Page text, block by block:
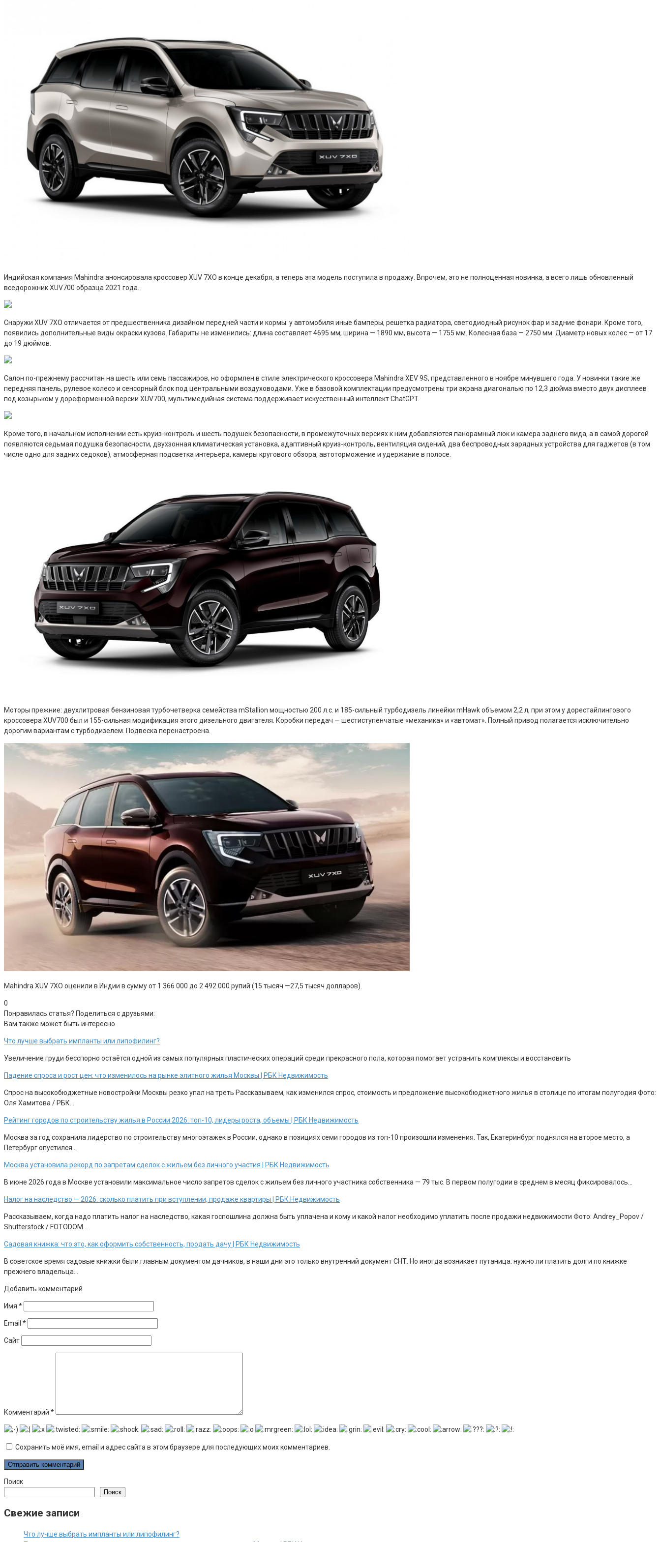
Индийская компания Mahindra анонсировала кроссовер XUV 7XO в конце декабря, а теперь эта модель поступила в продажу. Впрочем, это не полноценная новинка, а всего лишь обновленный
вседорожник XUV700 образца 2021 года.
Снаружи XUV 7XO отличается от предшественника дизайном передней части и кормы: у автомобиля иные бамперы, решетка радиатора, светодиодный рисунок фар и задние фонари. Кроме того,
появились дополнительные виды окраски кузова. Габариты не изменились: длина составляет 4695 мм, ширина — 1890 мм, высота — 1755 мм. Колесная база — 2750 мм. Диаметр новых колес — от 17
до 19 дюймов.
Салон по-прежнему рассчитан на шесть или семь пассажиров, но оформлен в стиле электрического кроссовера Mahindra XEV 9S, представленного в ноябре минувшего года. У новинки такие же
передняя панель, рулевое колесо и сенсорный блок под центральными воздуховодами. Уже в базовой комплектации предусмотрены три экрана диагональю по 12,3 дюйма вместо двух дисплеев
под козырьком у дореформенной версии XUV700, мультимедийная система поддерживает искусственный интеллект ChatGPT.
Кроме того, в начальном исполнении есть круиз-контроль и шесть подушек безопасности, в промежуточных версиях к ним добавляются панорамный люк и камера заднего вида, а в самой дорогой
появляются седьмая подушка безопасности, двухзонная климатическая установка, адаптивный круиз-контроль, вентиляция сидений, два беспроводных зарядных устройства для гаджетов (в том
числе одно для задних седоков), атмосферная подсветка интерьера, камеры кругового обзора, автоторможение и удержание в полосе.
Моторы прежние: двухлитровая бензиновая турбочетверка семейства mStallion мощностью 200 л.с. и 185-сильный турбодизель линейки mHawk объемом 2,2 л, при этом у дорестайлингового
кроссовера XUV700 был и 155-сильная модификация этого дизельного двигателя. Коробки передач — шестиступенчатые «механика» и «автомат». Полный привод полагается исключительно
дорогим вариантам с турбодизелем. Подвеска перенастроена.
Mahindra XUV 7XO оценили в Индии в сумму от 1 366 000 до 2 492 000 рупий (15 тысяч —27,5 тысяч долларов).
0
Понравилась статья? Поделиться с друзьями:
Вам также может быть интересно
Что лучше выбрать импланты или липофилинг?
Увеличение груди бесспорно остаётся одной из самых популярных пластических операций среди прекрасного пола, которая помогает устранить комплексы и восстановить
Падение спроса и рост цен: что изменилось на рынке элитного жилья Москвы | РБК Недвижимость
Спрос на высокобюджетные новостройки Москвы резко упал на треть Рассказываем, как изменился спрос, стоимость и предложение высокобюджетного жилья в столице по итогам полугодия Фото:
Оля Хамитова / РБК…
Рейтинг городов по строительству жилья в России 2026: топ-10, лидеры роста, объемы | РБК Недвижимость
Москва за год сохранила лидерство по строительству многоэтажек в России, однако в позициях семи городов из топ-10 произошли изменения. Так, Екатеринбург поднялся на второе место, а
Петербург опустился…
Москва установила рекорд по запретам сделок с жильем без личного участия | РБК Недвижимость
В июне 2026 года в Москве установили максимальное число запретов сделок с жильем без личного участника собственника — 79 тыс. В первом полугодии в среднем в месяц фиксировалось…
Налог на наследство — 2026: сколько платить при вступлении, продаже квартиры | РБК Недвижимость
Рассказываем, когда надо платить налог на наследство, какая госпошлина должна быть уплачена и кому и какой налог необходимо уплатить после продажи недвижимости Фото: Andrey_Popov /
Shutterstock / FOTODOM…
Садовая книжка: что это, как оформить собственность, продать дачу | РБК Недвижимость
В советское время садовые книжки были главным документом дачников, в наши дни это только внутренний документ СНТ. Но иногда возникает путаница: нужно ли платить долги по книжке
прежнего владельца…
Добавить комментарий
Имя *
Email *
Сайт
Комментарий *
Сохранить моё имя, email и адрес сайта в этом браузере для последующих моих комментариев.
Поиск
Поиск
Свежие записи
Что лучше выбрать импланты или липофилинг?